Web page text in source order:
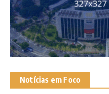
Notícias em Foco